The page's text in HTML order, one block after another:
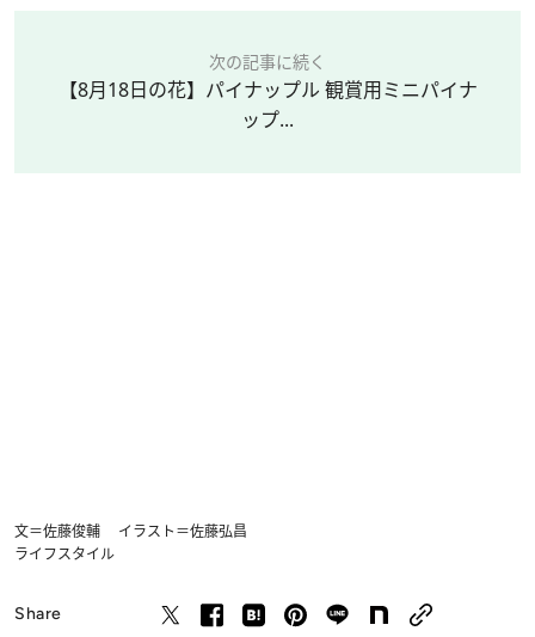
次の記事に続く
【8月18日の花】パイナップル 観賞用ミニパイナ
ップ...
文＝佐藤俊輔 イラスト＝佐藤弘昌
ライフスタイル
Share